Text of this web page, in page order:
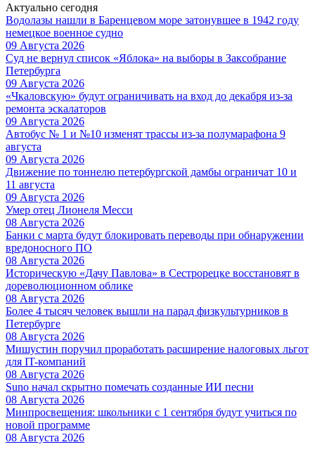
Актуально сегодня
Водолазы нашли в Баренцевом море затонувшее в 1942 году
немецкое военное судно
09 Августа 2026
Суд не вернул список «Яблока» на выборы в Заксобрание
Петербурга
09 Августа 2026
«Чкаловскую» будут ограничивать на вход до декабря из-за
ремонта эскалаторов
09 Августа 2026
Автобус № 1 и №10 изменят трассы из-за полумарафона 9
августа
09 Августа 2026
Движение по тоннелю петербургской дамбы ограничат 10 и
11 августа
09 Августа 2026
Умер отец Лионеля Месси
08 Августа 2026
Банки с марта будут блокировать переводы при обнаружении
вредоносного ПО
08 Августа 2026
Историческую «Дачу Павлова» в Сестрорецке восстановят в
дореволюционном облике
08 Августа 2026
Более 4 тысяч человек вышли на парад физкультурников в
Петербурге
08 Августа 2026
Мишустин поручил проработать расширение налоговых льгот
для IT-компаний
08 Августа 2026
Suno начал скрытно помечать созданные ИИ песни
08 Августа 2026
Минпросвещения: школьники с 1 сентября будут учиться по
новой программе
08 Августа 2026